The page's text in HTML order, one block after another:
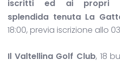
iscritti ed ai propri
splendida tenuta La
18:00, previa iscrizione allo
Il Valtellina Golf Club, 18